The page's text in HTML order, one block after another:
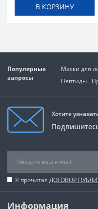
В КОРЗИНУ
Популярные
запросы
Маски для
Пептиды
Хотите
Я прочитал ДОГОВОР
Информация